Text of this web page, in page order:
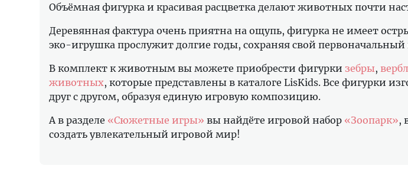
Объёмная фигурка и красивая расцветка делают животных почти
Деревянная фактура очень приятна на ощупь, фигурка не имеет
эко-игрушка прослужит долгие годы, сохраняя свой
В комплект к животным вы можете приобрести фигурки зебры,
животных, которые представлены в каталоге LisKids. Все фигурки
друг с другом, образуя единую игровую композицию.
А в разделе «Сюжетные игры» вы найдёте игровой набор «Зоопарк»,
создать увлекательный игровой мир!